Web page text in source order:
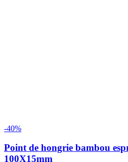
-40%
Point de hongrie bambou
100X15mm